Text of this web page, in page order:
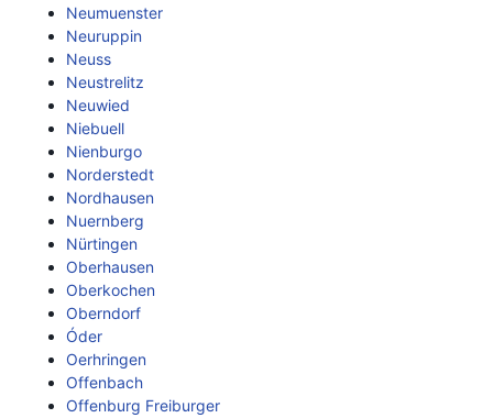
Neumuenster
Neuruppin
Neuss
Neustrelitz
Neuwied
Niebuell
Nienburgo
Norderstedt
Nordhausen
Nuernberg
Nürtingen
Oberhausen
Oberkochen
Oberndorf
Óder
Oerhringen
Offenbach
Offenburg Freiburger